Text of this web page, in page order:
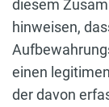
diesem
hinweisen,
einen
der davon